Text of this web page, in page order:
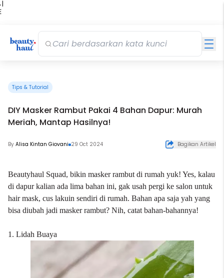
|
Tips & Tutorial
DIY Masker Rambut Pakai 4 Bahan Dapur: Murah
Meriah, Mantap Hasilnya!
By Alisa Kintan Giovani 29 Oct 2024 Bagikan Artikel
Beautyhaul Squad, bikin maskerrambut di rumah yuk! Yes, kalau
di dapur kalian ada lima bahan ini, gak usah pergi ke salon untuk
hair mask, cus lakuin sendiri di rumah. Bahan apa saja yah yang
bisa diubah jadi masker rambut? Nih, catat bahan-bahannya!
1. Lidah Buaya